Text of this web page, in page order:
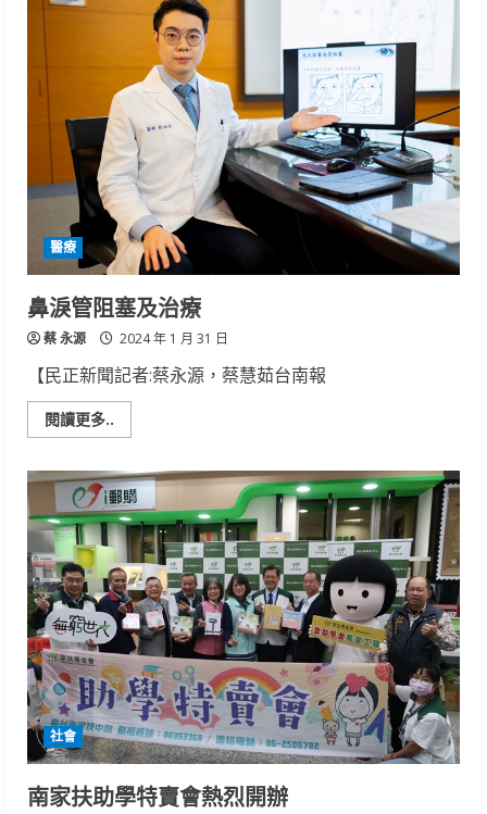
邀
請
海
洋
卡
友
回
娘
家
加
碼
搭
配
成
年
禮
金
推
暢
海
生
館
醫療
鼻淚管阻塞及治療
蔡 永源 2024 年 1 月 31 日
【民正新聞記者:蔡永源，蔡慧茹台南報
閱讀更多..
more
淚
管
阻
塞
及
治
療
社會
南家扶助學特賣會熱烈開辦